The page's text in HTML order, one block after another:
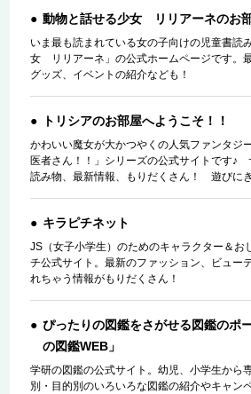
動物と話せる少女 リリアーネのお
いま最も読まれている女の子向けの児童書読
女 リリアーネ」の公式ホームページです。
グッズ、イベントの紹介なども！
トリシアのお部屋へようこそ！！
かわいい魔女が大かつやくの人気ファンタジ
医者さん！！」シリーズの公式サイトです♪
読み物、最新情報、もりだくさん！ 遊びに
キラピチネット
JS（女子小学生）のためのキャラクター＆お
チ公式サイト。最新のファッション、ビュー
れちゃう情報がもりだくさん！
ぴったりの図鑑をさがせる図鑑のポ
の図鑑WEB」
学研の図鑑の公式サイト。幼児、小学生から
別・目的別のいろいろな図鑑の紹介やキャン